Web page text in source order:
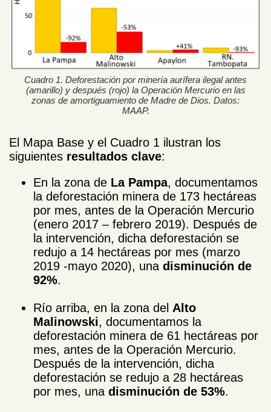
Cuadro 1. Deforestación por minería aurífera ilegal antes
(amarillo) y después (rojo) la Operación Mercurio en las
zonas de amortiguamiento de Madre de Dios. Datos:
MAAP.
El Mapa Base y el Cuadro 1 ilustran los
siguientes resultados clave:
En la zona de La Pampa, documentamos
la deforestación minera de 173 hectáreas
por mes, antes de la Operación Mercurio
(enero 2017 – febrero 2019). Después de
la intervención, dicha deforestación se
redujo a 14 hectáreas por mes (marzo
2019 -mayo 2020), una disminución de
92%.
Río arriba, en la zona del Alto
Malinowski, documentamos la
deforestación minera de 61 hectáreas por
mes, antes de la Operación Mercurio.
Después de la intervención, dicha
deforestación se redujo a 28 hectáreas
por mes, una disminución de 53%.